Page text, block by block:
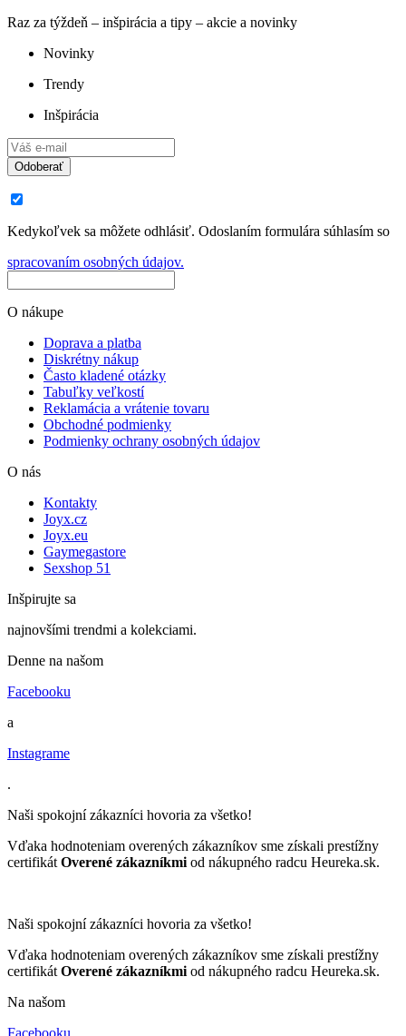
Raz za týždeň – inšpirácia a tipy – akcie a novinky
Novinky
Trendy
Inšpirácia
Odoberať
Kedykoľvek sa môžete odhlásiť. Odoslaním formulára súhlasím so
spracovaním osobných údajov.
O nákupe
Doprava a platba
Diskrétny nákup
Často kladené otázky
Tabuľky veľkostí
Reklamácia a vrátenie tovaru
Obchodné podmienky
Podmienky ochrany osobných údajov
O nás
Kontakty
Joyx.cz
Joyx.eu
Gaymegastore
Sexshop 51
Inšpirujte sa
najnovšími trendmi a kolekciami.
Denne na našom
Facebooku
a
Instagrame
.
Naši spokojní zákazníci hovoria za všetko!
Vďaka hodnoteniam overených zákazníkov sme získali prestížny
certifikát Overené zákazníkmi od nákupného radcu Heureka.sk.
Naši spokojní zákazníci hovoria za všetko!
Vďaka hodnoteniam overených zákazníkov sme získali prestížny
certifikát Overené zákazníkmi od nákupného radcu Heureka.sk.
Na našom
Facebooku